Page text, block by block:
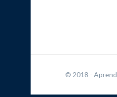
© 2018 -